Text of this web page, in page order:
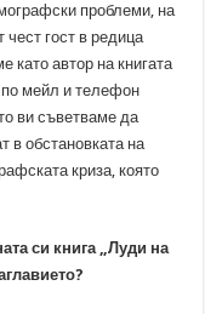
проблеми, на
чест гост в редица
като автор на книгата
мейл и телефон
ви съветваме да
в обстановката на
криза, която
си книга „Луди на